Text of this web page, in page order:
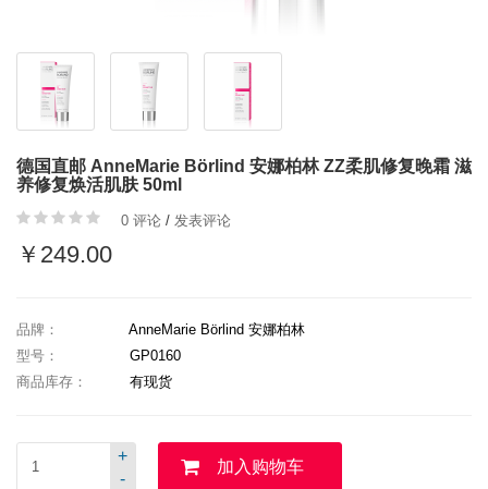
德国直邮 AnneMarie Börlind 安娜柏林 ZZ柔肌修复晚霜 滋
养修复焕活肌肤 50ml
0 评论 / 发表评论
￥249.00
品牌：
AnneMarie Börlind 安娜柏林
型号：
GP0160
商品库存：
有现货
-
+
加入购物车